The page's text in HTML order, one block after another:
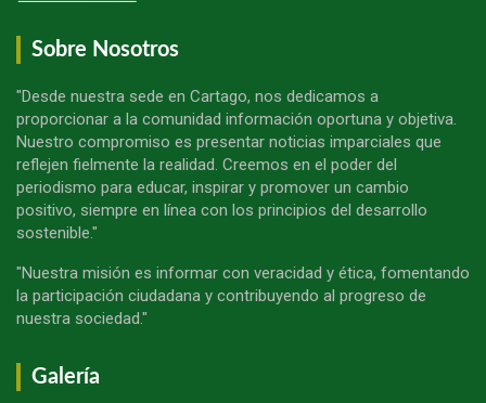
Sobre Nosotros
"Desde nuestra sede en Cartago, nos dedicamos a
proporcionar a la comunidad información oportuna y objetiva.
Nuestro compromiso es presentar noticias imparciales que
reflejen fielmente la realidad. Creemos en el poder del
periodismo para educar, inspirar y promover un cambio
positivo, siempre en línea con los principios del desarrollo
sostenible."
"Nuestra misión es informar con veracidad y ética, fomentando
la participación ciudadana y contribuyendo al progreso de
nuestra sociedad."
Galería